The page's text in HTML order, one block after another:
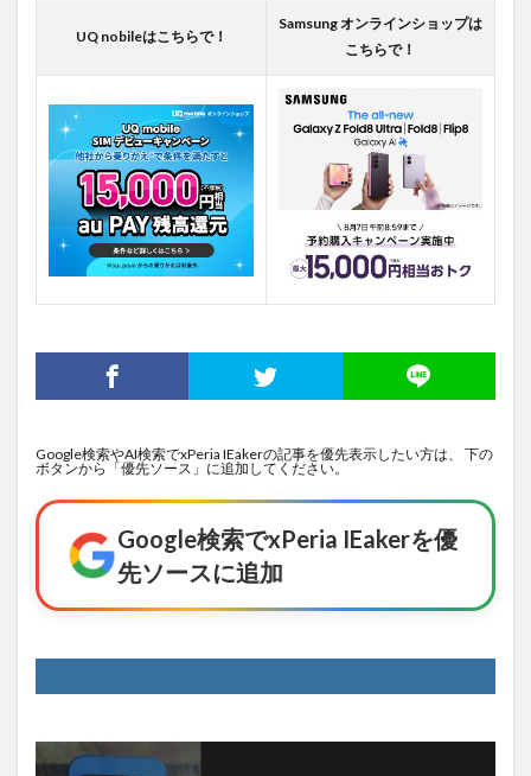
UQ nobileはこちらで！
Samsung オンラインショップは
こちらで！
Google検索やAI検索でxPeria IEakerの記事を優先表示したい方は、 下の
ボタンから「優先ソース」に追加してください。
Google検索でxPeria IEakerを優
先ソースに追加